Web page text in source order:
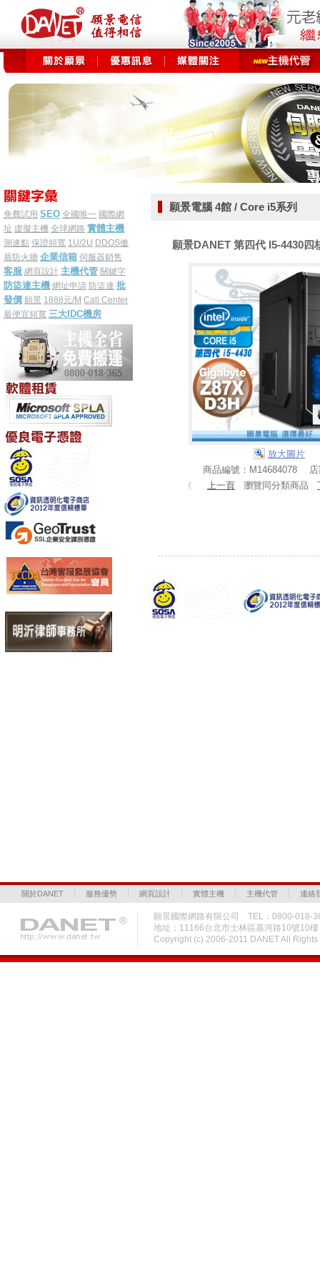
免費試用 SEO 全國唯一 國際網
址 虛擬主機 全球網路 實體主機
測速點 保證頻寬 1U/2U DDOS傲
盾防火牆 企業信箱 伺服器銷售
客服 網頁設計 主機代管 關鍵字
防盜連主機 網址申請 防盜連 批
發價 願景 1888元/M Call Center
最便宜頻寬 三大IDC機房
願景電腦 4館 / Core i5系列
願景DANET 第四代 I5-4430
放大圖片
商品編號：M14684078 店
〈
上一頁 瀏覽同分類商品
關於DANET 服務優勢 網頁設計 實體主機 主機代管 連絡
願景國際網路有限公司 TEL：0800-018-
地址：11166台北市士林區基河路10號10
Copyright (c) 2006-2011 DANET All